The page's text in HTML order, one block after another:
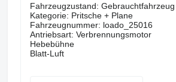
Fahrzeugzustand: Gebrauchtfahrzeug
Kategorie: Pritsche + Plane
Fahrzeugnummer: loado_25016
Antriebsart: Verbrennungsmotor
Hebebühne
Blatt-Luft